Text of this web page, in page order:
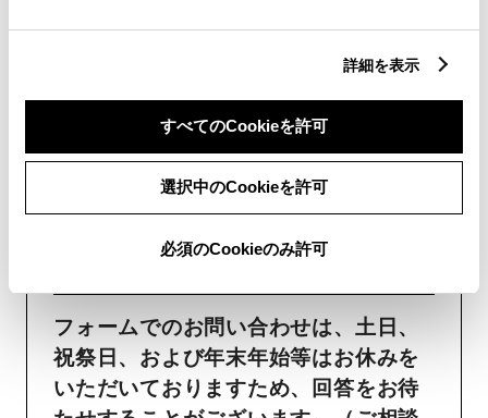
詳細を表示
すべてのCookieを許可
選択中のCookieを許可
必須のCookieのみ許可
フォームでお問い合わせ
ご購入・ご利用中のおクル
マ・その他のお問い合わせ・
ご要望​
フォームでのお問い合わせは、土日、
祝祭日、および年末年始等はお休みを
いただいておりますため、回答をお待